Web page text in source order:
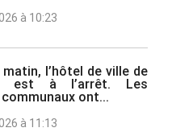
à 10:23
matin, l’hôtel de ville de
est à l’arrêt. Les
ont...
à 11:13